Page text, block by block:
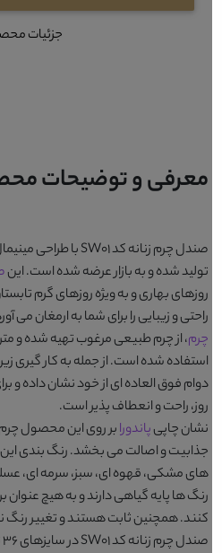
جزئیات
معرفی و توضیحات
صندل چرم زنانه کد SW01
با طراحی
تولید شده و به بازار عرضه شده است. این
روزهای بهاری و به ویژه روزهای گرم
راحتی و زیبایی را برای شما به ارمغان می
چرم، از چرم طبیعی مرغوب تهیه شده و
استفاده شده است. از جمله به کار گیری
دوام فوق العاده ای از خود نشان داده و
روز، راحت و انعطاف پذیر است.
نشان چاپیپاندورابر روی این محصولچرم
جذابیت و اصالت می بخشد. رنگ بندی
هایمشکی، قهوه ای، سبز، سرمه ای،
رنگ ها پایه گیاهی دارند و به هیچ عنوان
کنند. همچنین ثابت هستند و تغییر رنگ
صندل چرم زنانه کد SW01